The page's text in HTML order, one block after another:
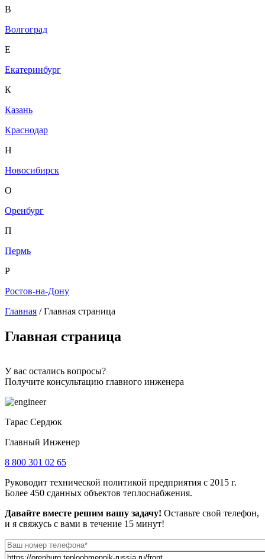
В
Волгоград
Е
Екатеринбург
К
Казань
Краснодар
Н
Новосибирск
О
Оренбург
П
Пермь
Р
Ростов-на-Дону
Главная / Главная страница
Главная страница
У вас остались вопросы?
Получите консультацию главного инженера
Тарас Сердюк
Главный Инженер
8 800 301 02 65
Руководит технической политикой предприятия с 2015 г.
Более 450 сданных объектов теплоснабжения.
Давайте вместе решим вашу задачу! Оставьте свой телефон,
и я свяжусь с вами в течение 15 минут!
Телефон*